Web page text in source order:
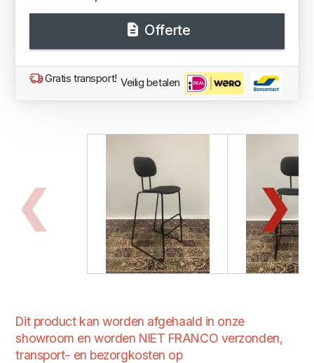
Offerte
Gratis transport! Veilig betalen
Dit product kan worden afgehaald in onze
showroom en worden NIET FRANCO verzonden,
transport- en bezorgkosten op